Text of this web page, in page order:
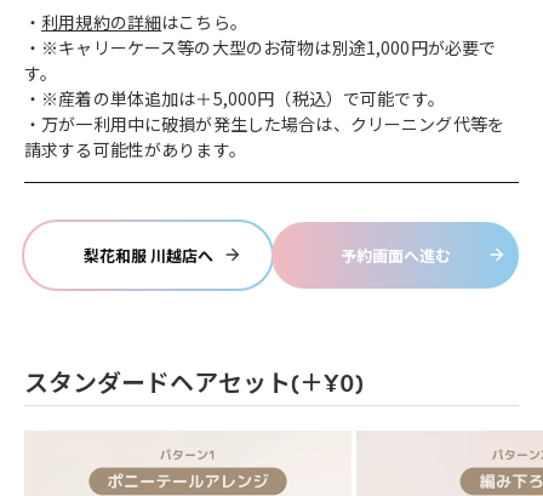
利用規約の詳細はこちら。
※キャリーケース等の大型のお荷物は別途1,000円が必要で
す。
※産着の単体追加は＋5,000円（税込）で可能です。
万が一利用中に破損が発生した場合は、クリーニング代等を
請求する可能性があります。
梨花和服 川越店へ 予約画面へ進む
スタンダードヘアセット(＋¥0)